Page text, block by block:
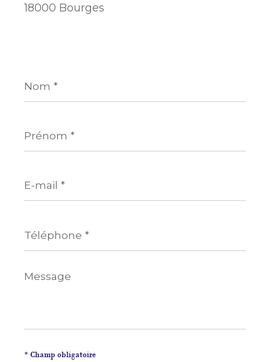
18000 Bourges
*
*
mail
*
Message
*
* Champ obligatoire